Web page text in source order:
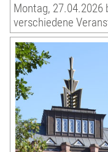
Montag, 27.04.2026
verschiedene